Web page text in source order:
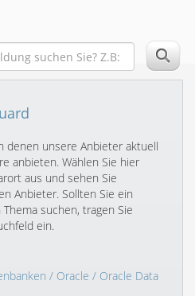
denen unsere Anbieter aktuell
anbieten. Wählen Sie hier
aus und sehen Sie
Anbieter. Sollten Sie ein
suchen, tragen Sie
ein.
/ Oracle / Oracle Data